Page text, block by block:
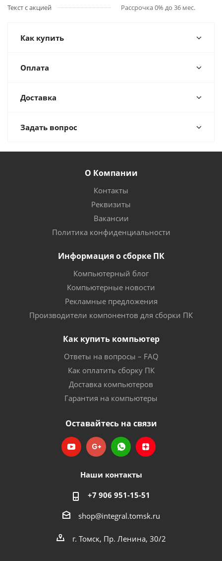
Текст с акцией Рассрочка 0% до 36 мес.
Как купить
Оплата
Доставка
Задать вопрос
О Компании
Контакты
Реквизиты
Вакансии
Политика конфиденциальности
Информация о сборке ПК
Компьютерный блог
Компьютерные новости
Рекламные предложения
Производители компонентов для сборки ПК
Как купить компьютер
Ответы на вопросы – FAQ
Как оплатить сборку ПК
Доставка компьютеров
Гарантия на компьютеры
Оставайтесь на связи
Наши контакты
+7 906 951-15-51
shop@integral.tomsk.ru
г. Томск, Пр. Ленина, 30/2